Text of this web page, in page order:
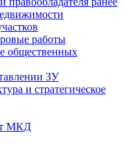
работы
общественных
ЗУ
и стратегическое
МКД